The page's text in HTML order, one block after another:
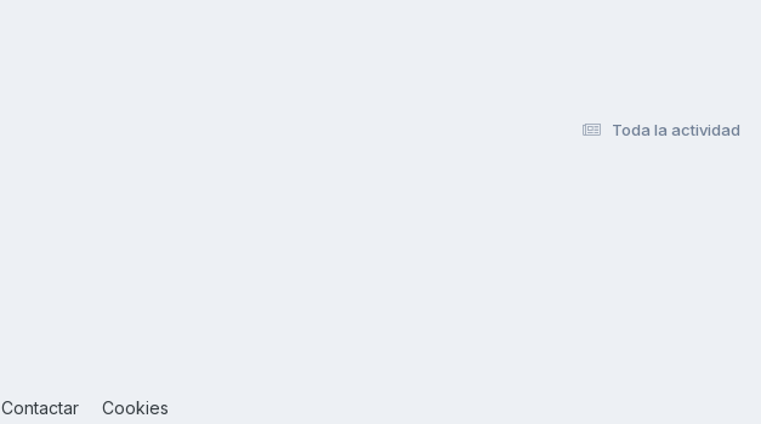
Toda la actividad
Contactar Cookies